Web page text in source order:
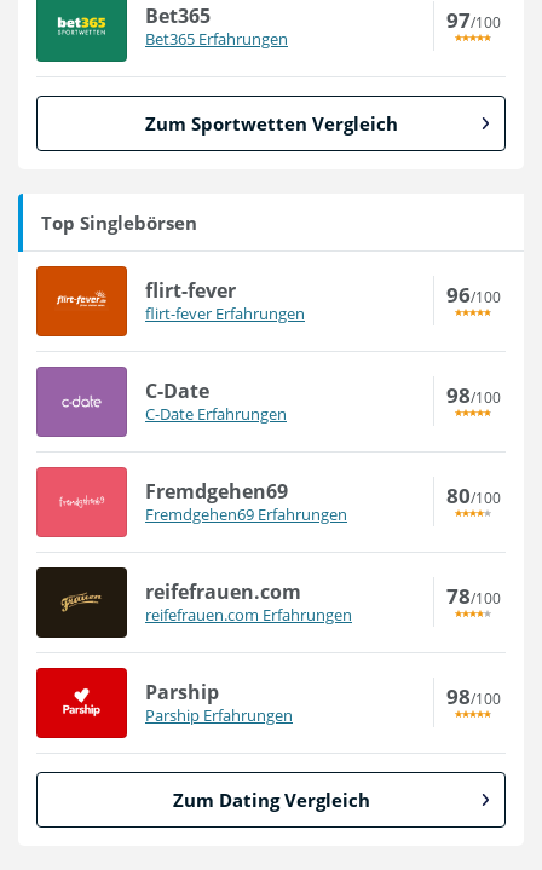
Bet365
Bet365 Erfahrungen
97/100
Zum Sportwetten Vergleich
Top Singlebörsen
flirt-fever
flirt-fever Erfahrungen
96/100
C-Date
C-Date Erfahrungen
98/100
Fremdgehen69
Fremdgehen69 Erfahrungen
80/100
reifefrauen.com
reifefrauen.com Erfahrungen
78/100
Parship
Parship Erfahrungen
98/100
Zum Dating Vergleich